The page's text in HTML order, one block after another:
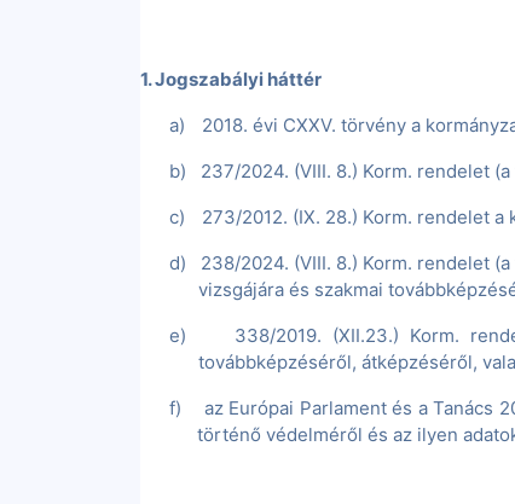
1.Jogszabályiháttér
a)
2018. évi CXXV. törvény a
b)
237/2024. (VIII. 8.) Korm. rendelet
c)
273/2012. (IX. 28.) Korm. rendelet
d)
238/2024. (VIII. 8.) Korm. rendelet
vizsgájára és szakmai
e)
338/2019. (XII.23.) Korm.
továbbképzéséről, átképzéséről,
f)
az Európai Parlament és a Tanács
történő védelméről és az ilyen